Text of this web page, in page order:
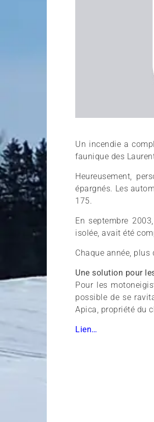
Un incendie a
faunique des
Heureusement,
épargnés. Les
175.
En septembre
isolée, avait été
Chaque année, plus
Une solution pour
Pour les
possible de se
Apica, propriété du
Lien…